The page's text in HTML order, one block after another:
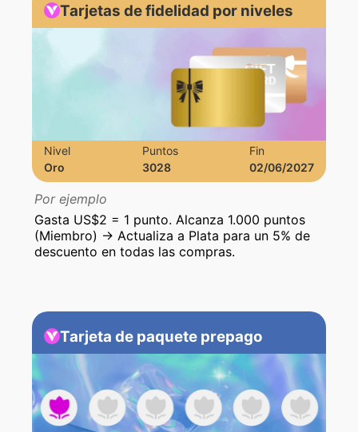
Tarjetas de fidelidad por niveles
Nivel
Oro
Puntos
3028
Fin
02/06/2027
Por ejemplo
Gasta US$2 = 1 punto. Alcanza 1.000 puntos
(Miembro) → Actualiza a Plata para un 5% de
descuento en todas las compras.
Tarjeta de paquete prepago